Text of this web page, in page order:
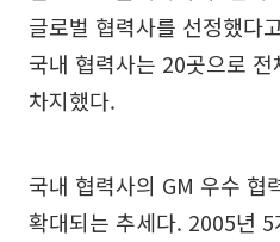
글로벌 협력사를 선정했다
국내 협력사는 20곳으로
차지했다.
국내 협력사의 GM 우수 협
확대되는 추세다. 2005년